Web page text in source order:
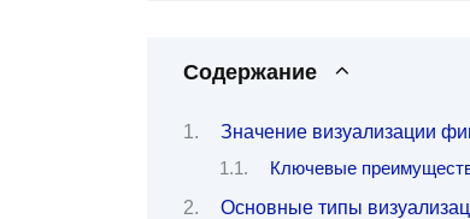
Содержание
Значение визуализации
Ключевые
Основные типы